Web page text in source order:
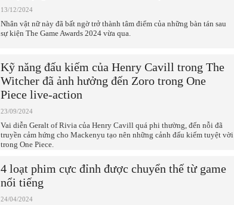
13/12/2024
Nhân vật nữ này đã bất ngờ trở thành tâm điểm của những bàn tán sau
sự kiện The Game Awards 2024 vừa qua.
Kỹ năng đấu kiếm của Henry Cavill trong The
Witcher đã ảnh hưởng đến Zoro trong One
Piece live-action
23/09/2024
Vai diễn Geralt of Rivia của Henry Cavill quá phi thường, đến nỗi đã
truyền cảm hứng cho Mackenyu tạo nên những cảnh đấu kiếm tuyệt vời
trong One Piece.
4 loạt phim cực đỉnh được chuyển thế từ game
nổi tiếng
24/04/2024